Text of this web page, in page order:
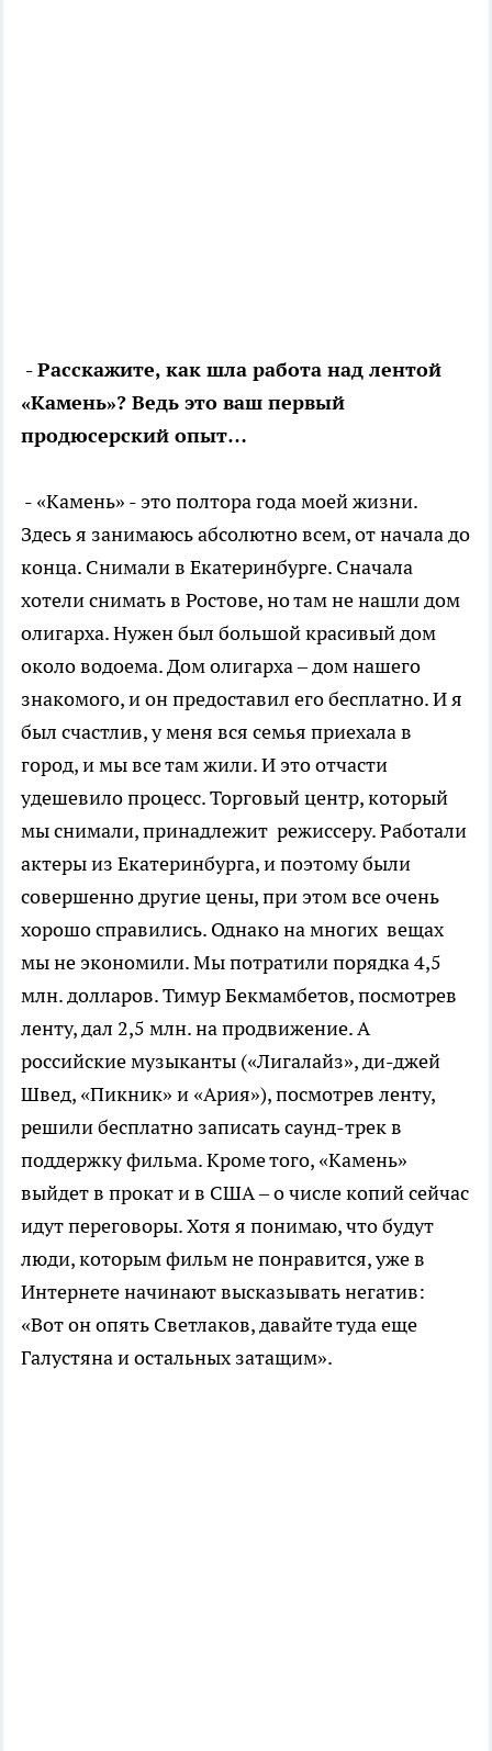
- Расскажите, как шла работа над лентой
«Камень»? Ведь это ваш первый
продюсерский опыт…
- «Камень» - это полтора года моей жизни.
Здесь я занимаюсь абсолютно всем, от начала до
конца. Снимали в Екатеринбурге. Сначала
хотели снимать в Ростове, но там не нашли дом
олигарха. Нужен был большой красивый дом
около водоема. Дом олигарха – дом нашего
знакомого, и он предоставил его бесплатно. И я
был счастлив, у меня вся семья приехала в
город, и мы все там жили. И это отчасти
удешевило процесс. Торговый центр, который
мы снимали, принадлежит режиссеру. Работали
актеры из Екатеринбурга, и поэтому были
совершенно другие цены, при этом все очень
хорошо справились. Однако на многих вещах
мы не экономили. Мы потратили порядка 4,5
млн. долларов. Тимур Бекмамбетов, посмотрев
ленту, дал 2,5 млн. на продвижение. А
российские музыканты («Лигалайз», ди-джей
Швед, «Пикник» и «Ария»), посмотрев ленту,
решили бесплатно записать саунд-трек в
поддержку фильма. Кроме того, «Камень»
выйдет в прокат и в США – о числе копий сейчас
идут переговоры. Хотя я понимаю, что будут
люди, которым фильм не понравится, уже в
Интернете начинают высказывать негатив:
«Вот он опять Светлаков, давайте туда еще
Галустяна и остальных затащим».